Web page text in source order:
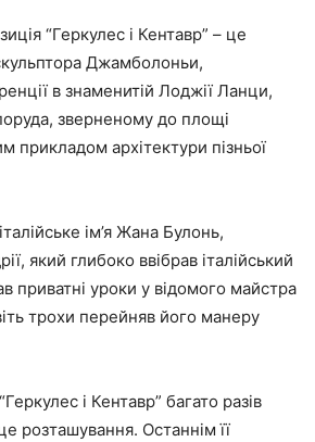
“Геркулес і Кентавр” – це
Джамболоньи,
в знаменитій Лоджії Ланци,
зверненому до площі
прикладом архітектури пізньої
ім’я Жана Булонь,
який глибоко ввібрав італійський
приватні уроки у відомого майстра
трохи перейняв його манеру
і Кентавр” багато разів
розташування. Останнім її